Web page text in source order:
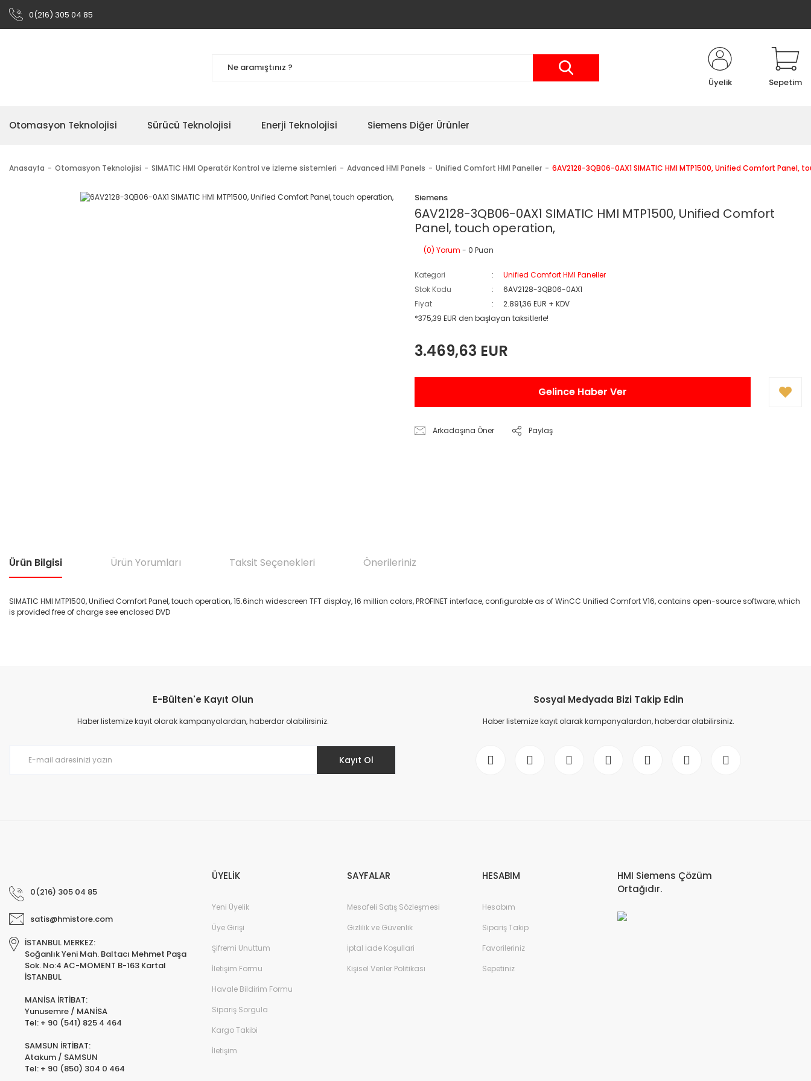
0(216) 305 04 85
Üyelik Sepetim
Otomasyon Teknolojisi Sürücü Teknolojisi Enerji Teknolojisi Siemens Diğer Ürünler
Anasayfa Otomasyon Teknolojisi SIMATIC HMI Operatör Kontrol ve İzleme sistemleri Advanced HMI Panels Unified Comfort HMI Paneller 6AV2128-3QB06-0AX1 SIMATIC HMI MTP1500, Unified Comfort Panel,
Siemens
6AV2128-3QB06-0AX1 SIMATIC HMI MTP1500, Unified Comfort
Panel, touch operation,
(0) Yorum - 0 Puan
Kategori
Unified Comfort HMI Paneller
Stok Kodu
6AV2128-3QB06-0AX1
Fiyat
2.891,36 EUR + KDV
*375,39 EUR den başlayan taksitlerle!
3.469,63 EUR
Gelince Haber Ver
Arkadaşına Öner Paylaş
Ürün Bilgisi Ürün Yorumları Taksit Seçenekleri Önerileriniz
SIMATIC HMI MTP1500, Unified Comfort Panel, touch operation, 15.6inch widescreen TFT display, 16 million colors, PROFINET interface, configurable as of WinCC Unified Comfort V16, contains open-source software, which
is provided free of charge see enclosed DVD
Ürün resmi kalitesiz, bozuk veya görüntülenemiyor.
Ürün açıklamasında eksik bilgiler bulunuyor.
E-Bülten'e Kayıt Olun
Haber listemize kayıt olarak kampanyalardan, haberdar olabilirsiniz.
Kayıt Ol
Sosyal Medyada Bizi Takip Edin
Haber listemize kayıt olarak kampanyalardan, haberdar olabilirsiniz.
0(216) 305 04 85
satis@hmistore.com
İSTANBUL MERKEZ:
Soğanlık Yeni Mah. Baltacı Mehmet Paşa
Sok. No:4 AC-MOMENT B-163 Kartal
İSTANBUL
MANİSA İRTİBAT:
Yunusemre / MANİSA
Tel: + 90 (541) 825 4 464
SAMSUN İRTİBAT:
Atakum / SAMSUN
Tel: + 90 (850) 304 0 464
ÜYELİK
Yeni Üyelik
Üye Girişi
Şifremi Unuttum
İletişim Formu
Havale Bildirim Formu
Sipariş Sorgula
Kargo Takibi
İletişim
SAYFALAR
Mesafeli Satış Sözleşmesi
Gizlilik ve Güvenlik
İptal İade Koşullari
Kişisel Veriler Politikası
HESABIM
Hesabım
Sipariş Takip
Favorileriniz
Sepetiniz
HMI Siemens Çözüm
Ortağıdır.